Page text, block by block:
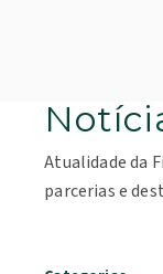
Atualidade da
parcerias e